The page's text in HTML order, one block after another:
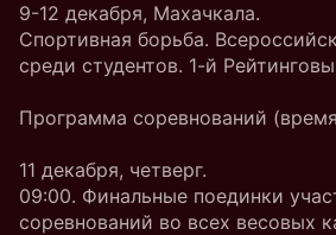
9-12 декабря, Махачкала.
Спортивная борьба.
среди студентов. 1-й
Программа соревнований
11 декабря, четверг.
09:00. Финальные поединки
соревнований во всех весовых